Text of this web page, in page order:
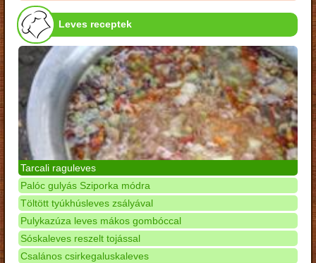
Leves receptek
Tarcali raguleves
Palóc gulyás Sziporka módra
Töltött tyúkhúsleves zsályával
Pulykazúza leves mákos gombóccal
Sóskaleves reszelt tojással
Csalános csirkegaluskaleves